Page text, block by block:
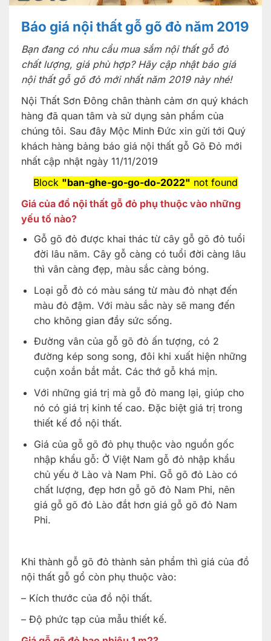
Báo giá nội thất gỗ gõ đỏ năm 2019
Bạn đang có nhu cầu mua sắm nội thất gỗ đỏ
chất lượng, giá phù hợp? Hãy cập nhật báo giá
nội thất gỗ gõ đỏ mới nhất năm 2019 này nhé!
Nội Thất Sơn Đông chân thành cảm ơn quý khách
hàng đã quan tâm và sử dụng sản phẩm của
chúng tôi. Sau đây Mộc Minh Đức xin gửi tới Quý
khách hàng bảng báo giá nội thất gỗ Gõ Đỏ mới
nhất cập nhật ngày 11/11/2019
Block "ban-ghe-go-go-do-2022" not found
Giá của đồ nội thất gỗ đỏ phụ thuộc vào những
yếu tố nào?
Gỗ gõ đỏ được khai thác từ cây gỗ gõ đỏ tuổi
đời lâu năm. Cây gỗ càng có tuổi đời càng lâu
thì vân càng đẹp, màu sắc càng bóng.
Loại gỗ đỏ có màu sáng từ màu đỏ nhạt đến
màu đỏ đậm. Với màu sắc này sẽ mang đến
cho không gian đầy sức sống.
Đường vân của gỗ gõ đỏ ấn tượng, có 2
đường kép song song, đôi khi xuất hiện những
cuộn xoắn bắt mắt. Các thớ gỗ khá mịn.
Với những giá trị mà gỗ đỏ mang lại, giúp cho
nó có giá trị kinh tế cao. Đặc biệt giá trị trong
thiết kế đồ nội thất.
Giá của gỗ gõ đỏ phụ thuộc vào nguồn gốc
nhập khẩu gỗ: Ở Việt Nam gỗ đỏ nhập khẩu
chủ yếu ở Lào và Nam Phi. Gỗ gõ đỏ Lào có
chất lượng, đẹp hơn gỗ gõ đỏ Nam Phi, nên
giá gỗ gõ đỏ Lào đắt hơn giá gỗ gõ đỏ Nam
Phi.
Khi thành gỗ gõ đỏ thành sản phẩm thì giá của đồ
nội thất gỗ gổ còn phụ thuộc vào:
– Kích thước của đồ nội thất.
– Độ phức tạp của mẫu thiết kế.